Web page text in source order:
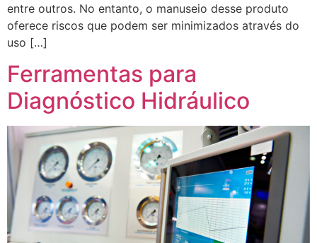
entre outros. No entanto, o manuseio desse produto
oferece riscos que podem ser minimizados através do
uso […]
Ferramentas para
Diagnóstico Hidráulico